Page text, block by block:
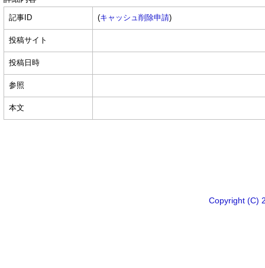
記事ID (キャッシュ削除申請)
投稿サイト
投稿日時
参照
本文
Copyright (C)